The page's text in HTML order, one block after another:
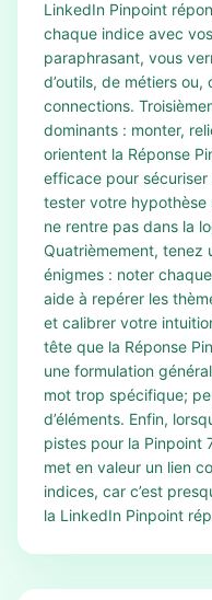
LinkedIn Pinpoint
chaque indice avec
paraphrasant, vous
d’outils, de métiers
connections.
dominants : monter,
orientent la Réponse
efficace pour
tester votre hypothèse
ne rentre pas dans la
Quatrièmement, tenez
énigmes : noter
aide à repérer les
et calibrer votre
tête que la Réponse
une formulation
mot trop spécifique;
d’éléments. Enfin,
pistes pour la Pinpoint
met en valeur un lien
indices, car c’est
la LinkedIn Pinpoint